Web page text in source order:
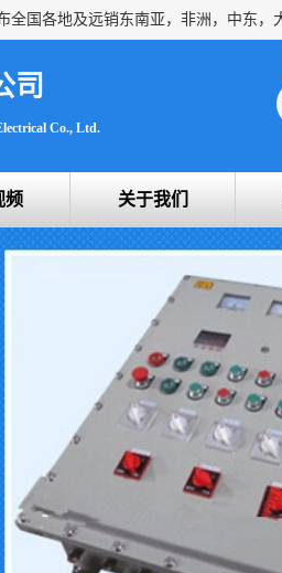
司
Co., Ltd.
频 关于我们